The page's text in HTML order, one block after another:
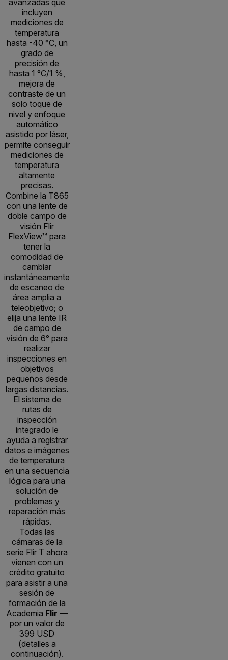
avanzadas que
incluyen
mediciones de
temperatura
hasta -40 °C, un
grado de
precisión de
hasta 1 °C/1 %,
mejora de
contraste de un
solo toque de
nivel y enfoque
automático
asistido por láser,
permite conseguir
mediciones de
temperatura
altamente
precisas.
Combine la T865
con una lente de
doble campo de
visión Flir
FlexView™ para
tener la
comodidad de
cambiar
instantáneamente
de escaneo de
área amplia a
teleobjetivo; o
elija una lente IR
de campo de
visión de 6° para
realizar
inspecciones en
objetivos
pequeños desde
largas distancias.
El sistema de
rutas de
inspección
integrado le
ayuda a registrar
datos e imágenes
de temperatura
en una secuencia
lógica para una
solución de
problemas y
reparación más
rápidas.
Todas las
cámaras de la
serie Flir T ahora
vienen con un
crédito gratuito
para asistir a una
sesión de
formación de la
Academia Flir —
por un valor de
399 USD
(detalles a
continuación).